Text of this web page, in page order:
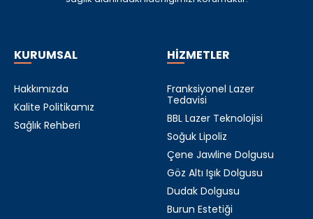
KURUMSAL
Hakkımızda
Kalite Politikamız
Sağlık Rehberi
HİZMETLER
Franksiyonel Lazer
Tedavisi
BBL Lazer Teknolojisi
Soğuk Lipoliz
Çene Jawline Dolgusu
Göz Altı Işık Dolgusu
Dudak Dolgusu
Burun Estetiği